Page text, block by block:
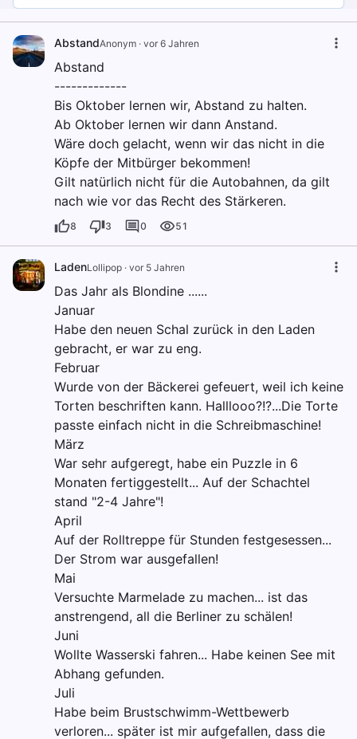
AbstandAnonym · vor 6 Jahren
Abstand
-------------
Bis Oktober lernen wir, Abstand zu halten.
Ab Oktober lernen wir dann Anstand.
Wäre doch gelacht, wenn wir das nicht in die
Köpfe der Mitbürger bekommen!
Gilt natürlich nicht für die Autobahnen, da gilt
nach wie vor das Recht des Stärkeren.
8 3 0 51
LadenLollipop · vor 5 Jahren
Das Jahr als Blondine ......
Januar
Habe den neuen Schal zurück in den Laden
gebracht, er war zu eng.
Februar
Wurde von der Bäckerei gefeuert, weil ich keine
Torten beschriften kann. Halllooo?!?...Die Torte
passte einfach nicht in die Schreibmaschine!
März
War sehr aufgeregt, habe ein Puzzle in 6
Monaten fertiggestellt... Auf der Schachtel
stand "2-4 Jahre"!
April
Auf der Rolltreppe für Stunden festgesessen...
Der Strom war ausgefallen!
Mai
Versuchte Marmelade zu machen... ist das
anstrengend, all die Berliner zu schälen!
Juni
Wollte Wasserski fahren... Habe keinen See mit
Abhang gefunden.
Juli
Habe beim Brustschwimm-Wettbewerb
verloren... später ist mir aufgefallen, dass die